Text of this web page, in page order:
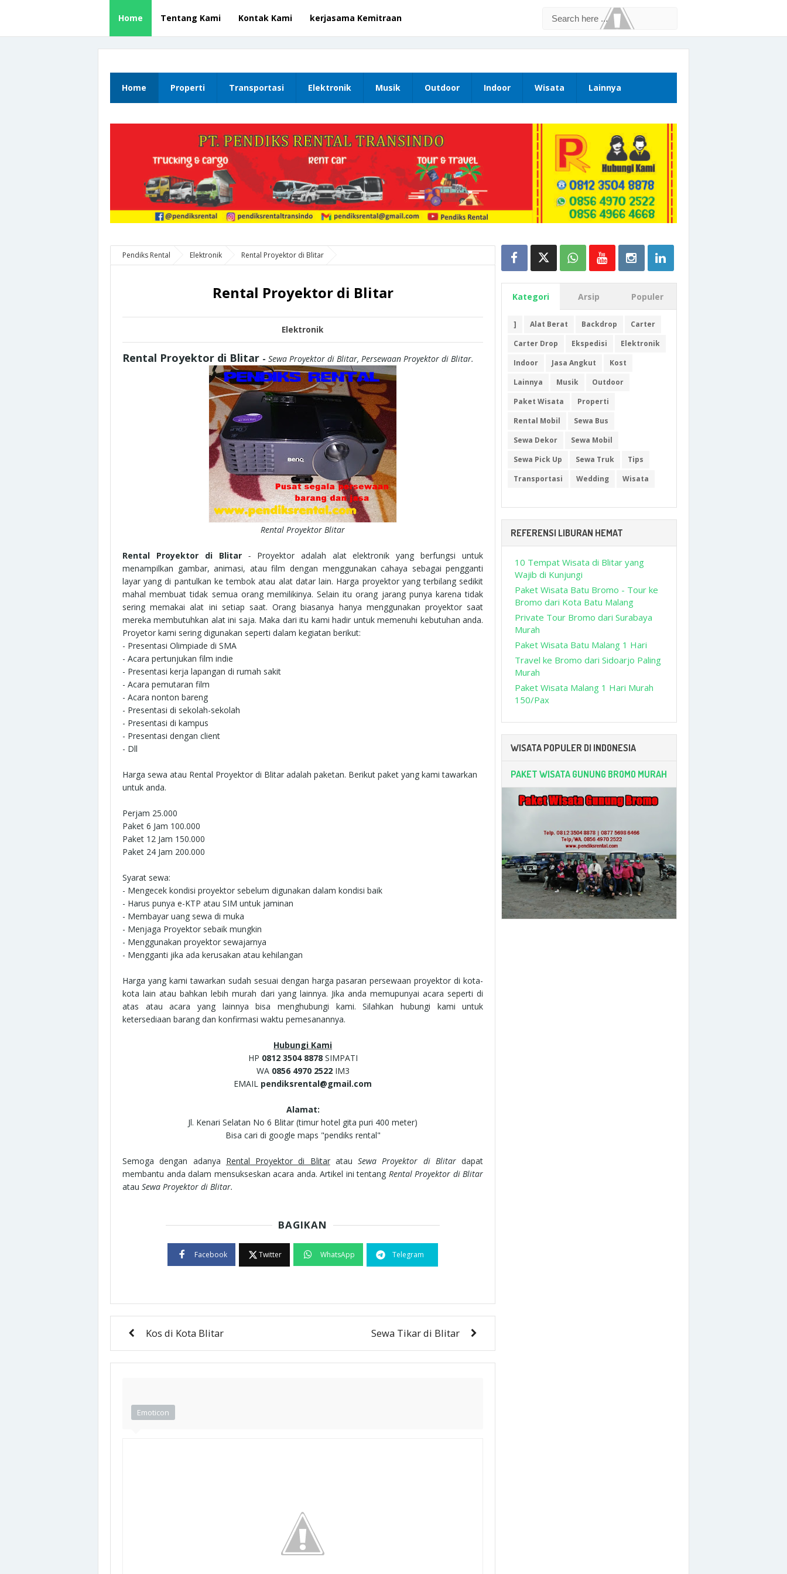
Home Tentang Kami Kontak Kami kerjasama Kemitraan
Home Properti Transportasi Elektronik Musik Outdoor Indoor Wisata Lainnya
Pendiks Rental Elektronik Rental Proyektor di Blitar
Rental Proyektor di Blitar
Elektronik
Rental Proyektor di Blitar - Sewa Proyektor di Blitar, Persewaan Proyektor di Blitar.
Rental Proyektor Blitar
Rental Proyektor di Blitar -
Proyektor adalah alat elektronik yang berfungsi untuk
menampilkan gambar, animasi, atau film dengan menggunakan cahaya sebagai pengganti
layar yang di pantulkan ke tembok atau alat datar lain. Harga proyektor yang terbilang sedikit
mahal membuat tidak semua orang memilikinya. Selain itu orang jarang punya karena tidak
sering memakai alat ini setiap saat. Orang biasanya hanya menggunakan proyektor saat
mereka membutuhkan alat ini saja. Maka dari itu kami hadir untuk memenuhi kebutuhan anda.
Proyetor kami sering digunakan seperti dalam kegiatan berikut:
- Presentasi Olimpiade di SMA
- Acara pertunjukan film indie
- Presentasi kerja lapangan di rumah sakit
- Acara pemutaran film
- Acara nonton bareng
- Presentasi di sekolah-sekolah
- Presentasi di kampus
- Presentasi dengan client
- Dll
Harga sewa atau Rental Proyektor di Blitar adalah paketan. Berikut paket yang kami tawarkan
untuk anda.
Perjam 25.000
Paket 6 Jam 100.000
Paket 12 Jam 150.000
Paket 24 Jam 200.000
Syarat sewa:
- Mengecek kondisi proyektor sebelum digunakan dalam kondisi baik
- Harus punya e-KTP atau SIM untuk jaminan
- Membayar uang sewa di muka
- Menjaga Proyektor sebaik mungkin
- Menggunakan proyektor sewajarnya
- Mengganti jika ada kerusakan atau kehilangan
Harga yang kami tawarkan sudah sesuai dengan harga pasaran persewaan proyektor di kota-
kota lain atau bahkan lebih murah dari yang lainnya. Jika anda memupunyai acara seperti di
atas atau acara yang lainnya bisa menghubungi kami. Silahkan hubungi kami untuk
ketersediaan barang dan konfirmasi waktu pemesanannya.
Hubungi Kami
HP 0812 3504 8878SIMPATI
WA 0856 4970 2522IM3
EMAIL pendiksrental@gmail.com
Alamat:
Jl. Kenari Selatan No 6 Blitar (timur hotel gita puri 400 meter)
Bisa cari di google maps "pendiks rental"
Semoga dengan adanya Rental Proyektor di BlitaratauSewa Proyektor di Blitardapat
membantu anda dalam mensukseskan acara anda. Artikel ini tentang Rental Proyektor di Blitar
atau Sewa Proyektor di Blitar.
BAGIKAN
Facebook Twitter WhatsApp Telegram
Kos di Kota Blitar Sewa Tikar di Blitar
Emoticon
Kategori Arsip Populer
] Alat Berat Backdrop
Carter
Carter Drop
Ekspedisi
Elektronik
Indoor
Jasa Angkut
Kost
Lainnya
Musik
Outdoor
Paket Wisata
Properti
Rental Mobil
Sewa Bus
Sewa Dekor
Sewa Mobil
Sewa Pick Up
Sewa Truk
Tips
Transportasi
Wedding Wisata
REFERENSI LIBURAN HEMAT
10 Tempat Wisata di Blitar yang
Wajib di Kunjungi
Paket Wisata Batu Bromo - Tour ke
Bromo dari Kota Batu Malang
Private Tour Bromo dari Surabaya
Murah
Paket Wisata Batu Malang 1 Hari
Travel ke Bromo dari Sidoarjo Paling
Murah
Paket Wisata Malang 1 Hari Murah
150/Pax
WISATA POPULER DI INDONESIA
PAKET WISATA GUNUNG BROMO MURAH